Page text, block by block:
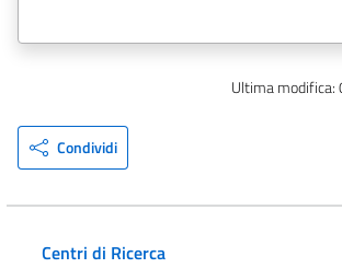
Ultima modifica:
Condividi
Centri di Ricerca